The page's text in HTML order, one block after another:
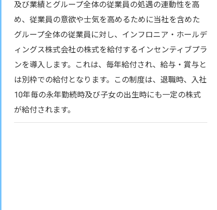
及び業績とグループ全体の従業員の処遇の連動性を高
め、従業員の意欲や士気を高めるために当社を含めた
グループ全体の従業員に対し、インフロニア・ホールデ
ィングス株式会社の株式を給付するインセンティブプラ
ンを導入します。これは、毎年給付され、給与・賞与と
は別枠での給付となります。この制度は、退職時、入社
10年毎の永年勤続時及び子女の出生時にも一定の株式
が給付されます。